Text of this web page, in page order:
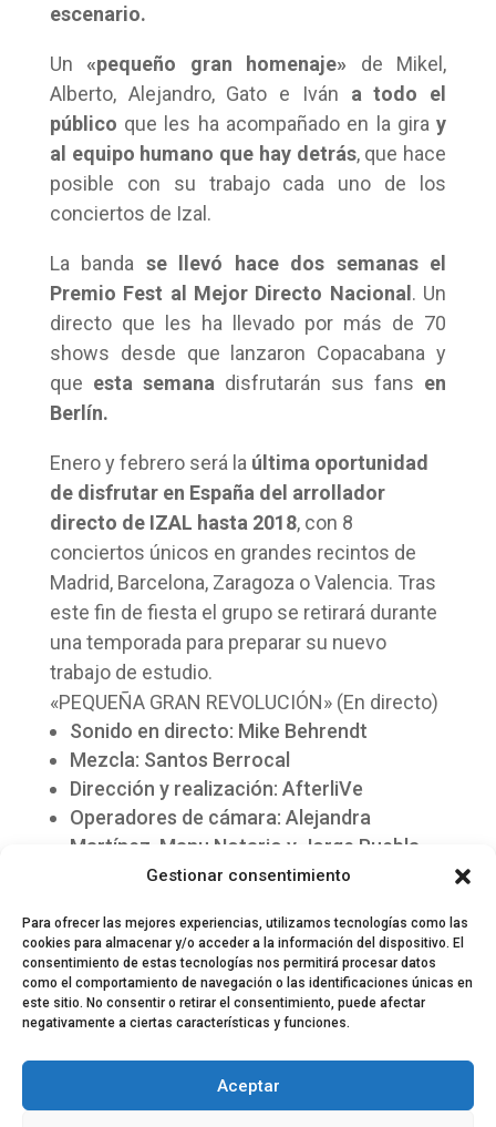
Gestionar consentimiento
Para ofrecer las mejores experiencias, utilizamos tecnologías como las
cookies para almacenar y/o acceder a la información del dispositivo. El
consentimiento de estas tecnologías nos permitirá procesar datos
como el comportamiento de navegación o las identificaciones únicas en
este sitio. No consentir o retirar el consentimiento, puede afectar
negativamente a ciertas características y funciones.
Aceptar
escenario.
Un«pequeño gran homenaje» de Mikel,
Alberto, Alejandro, Gato e Iván a todo el
público que les ha acompañado en la giray
al equipo humano que hay detrás, que hace
posible con su trabajo cada uno de los
conciertos de Izal.
La banda se llevó hace dos semanas el
Premio Fest al Mejor Directo Nacional. Un
directo que les ha llevado por más de 70
shows desde que lanzaron Copacabana y
que esta semana disfrutarán sus fans en
Berlín.
Enero y febrero será la última oportunidad
de disfrutar en España del arrollador
directo de IZAL hasta 2018, con 8
conciertos únicos en grandes recintos de
Madrid, Barcelona, Zaragoza o Valencia. Tras
este fin de fiesta el grupo se retirará durante
una temporada para preparar su nuevo
trabajo de estudio.
«PEQUEÑA GRAN REVOLUCIÓN» (En directo)
Sonido en directo: Mike Behrendt
Mezcla: Santos Berrocal
Dirección y realización: AfterliVe
Operadores de cámara: Alejandra
Martínez, Manu Notario y Jorge Puebla
Montaje: Ángela Notario
Equipo EPDLT Contacto